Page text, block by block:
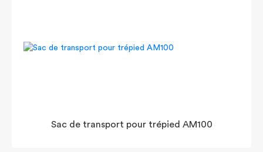
Sac de transport pour trépied AM100